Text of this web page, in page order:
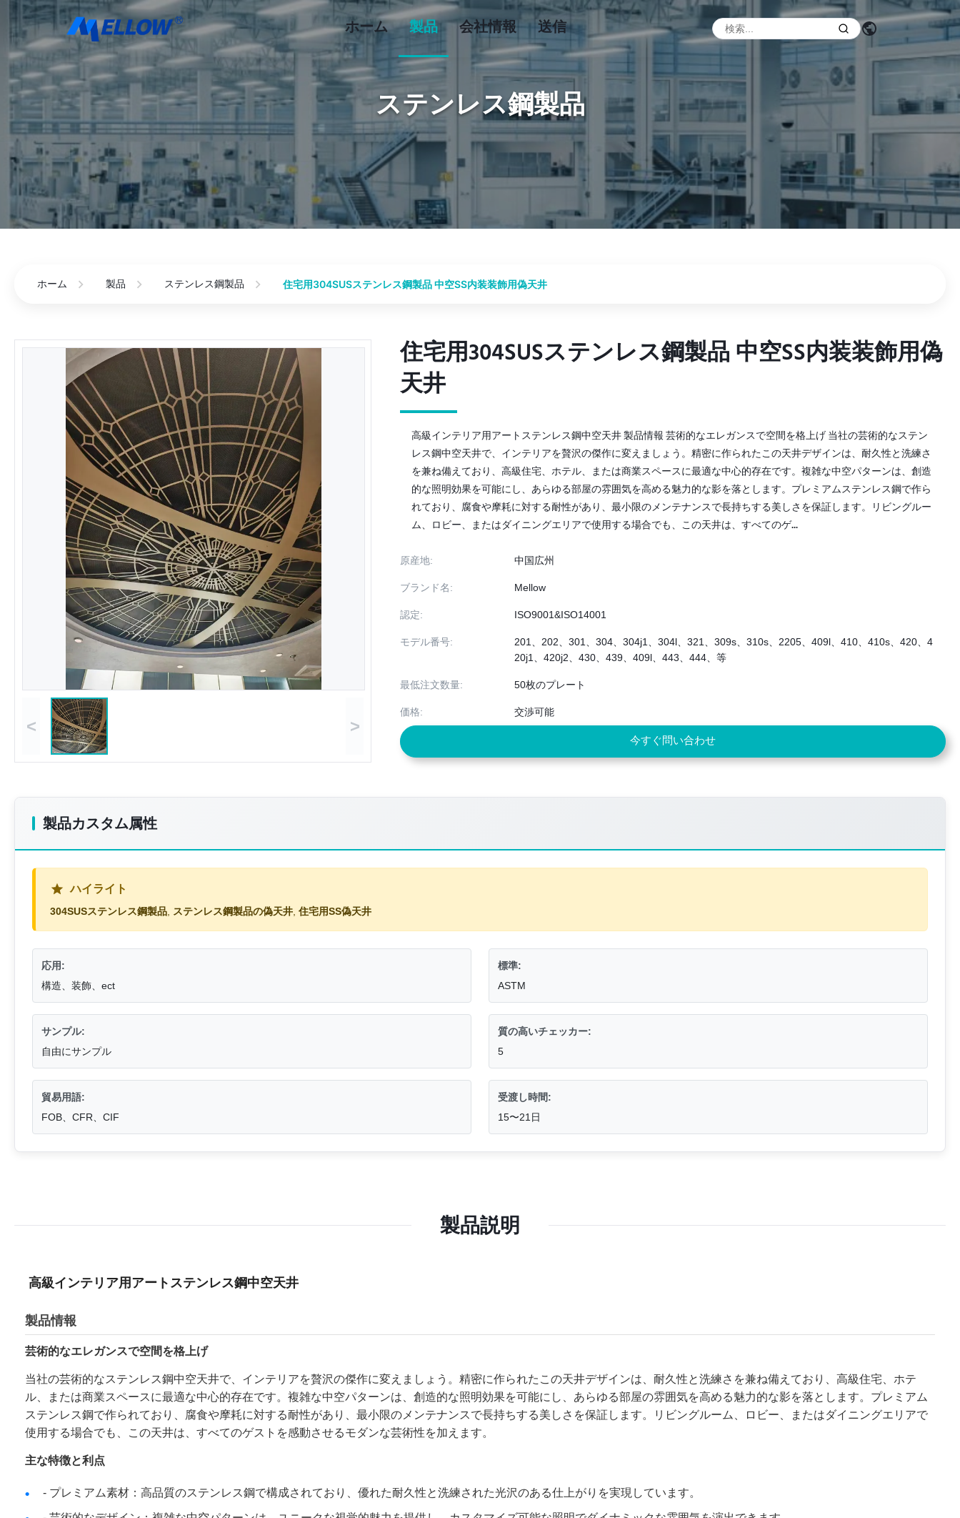
ホーム 製品 会社情報 送信
ステンレス鋼製品
ホーム 製品 ステンレス鋼製品 住宅用304SUSステンレス鋼製品 中空SS内装装飾用偽天井
< >
住宅用304SUSステンレス鋼製品 中空SS内装装飾用偽
天井
住宅用304SUSステンレス鋼製品 中空SS内装装飾用偽
天井
高級インテリア用アートステンレス鋼中空天井 製品情報 芸術的なエレガンスで空間を格上げ 当社の芸術的なステン
レス鋼中空天井で、インテリアを贅沢の傑作に変えましょう。精密に作られたこの天井デザインは、耐久性と洗練さ
を兼ね備えており、高級住宅、ホテル、または商業スペースに最適な中心的存在です。複雑な中空パターンは、創造
的な照明効果を可能にし、あらゆる部屋の雰囲気を高める魅力的な影を落とします。プレミアムステンレス鋼で作ら
れており、腐食や摩耗に対する耐性があり、最小限のメンテナンスで長持ちする美しさを保証します。リビングルー
ム、ロビー、またはダイニングエリアで使用する場合でも、この天井は、すべてのゲ...
原産地: 中国広州
ブランド名: Mellow
認定: ISO9001&ISO14001
モデル番号:
201、202、301、304、304j1、304l、321、309s、310s、2205、409l、410、410s、420、4
20j1、420j2、430、439、409l、443、444、等
最低注文数量: 50枚のプレート
価格: 交渉可能
今すぐ問い合わせ
製品カスタム属性
ハイライト
304SUSステンレス鋼製品 ステンレス鋼製品の偽天井 住宅用SS偽天井
応用:
構造、装飾、ect
標準:
ASTM
サンプル:
自由にサンプル
質の高いチェッカー:
5
貿易用語:
FOB、CFR、CIF
受渡し時間:
15〜21日
製品説明
高級インテリア用アートステンレス鋼中空天井
製品情報
芸術的なエレガンスで空間を格上げ
当社の芸術的なステンレス鋼中空天井で、インテリアを贅沢の傑作に変えましょう。精密に作られたこの天井デザインは、耐久性と洗練さを兼ね備えており、高級住宅、ホテ
ル、または商業スペースに最適な中心的存在です。複雑な中空パターンは、創造的な照明効果を可能にし、あらゆる部屋の雰囲気を高める魅力的な影を落とします。プレミアム
ステンレス鋼で作られており、腐食や摩耗に対する耐性があり、最小限のメンテナンスで長持ちする美しさを保証します。リビングルーム、ロビー、またはダイニングエリアで
使用する場合でも、この天井は、すべてのゲストを感動させるモダンな芸術性を加えます。
主な特徴と利点
- プレミアム素材：高品質のステンレス鋼で構成されており、優れた耐久性と洗練された光沢のある仕上がりを実現しています。